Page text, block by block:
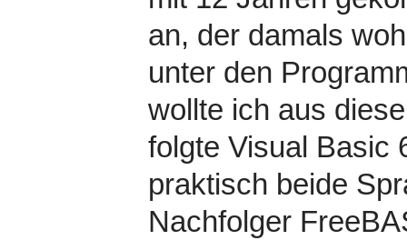
an, der damals
unter den
wollte ich aus
folgte Visual Basic
praktisch beide
Nachfolger